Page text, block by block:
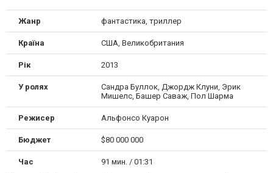
Жанр фантастика, триллер
Країна США, Великобритания
Рік 2013
У ролях
Сандра Буллок, Джордж Клуни, Эрик
Мишелс, Башер Саваж, Пол Шарма
Режисер Альфонсо Куарон
Бюджет $80 000 000
Час 91 мин. / 01:31